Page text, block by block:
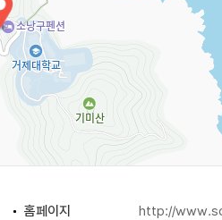
홈페이지
http://